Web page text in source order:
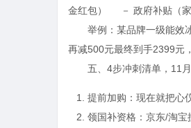
金红包） － 政府补贴（家
举例：某品牌一级能效
再减500元最终到手2399元
五、4步冲刺清单，11月
提前加购：现在就把心
领国补资格：京东/淘宝